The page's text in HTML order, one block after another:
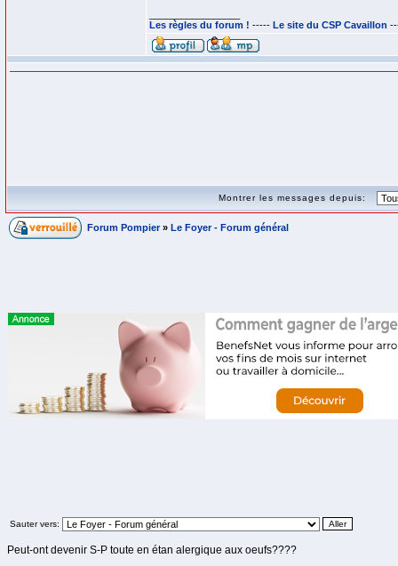
Les règles du forum ! ----- Le site du CSP Cavaillon
Montrer les messages depuis:
Forum Pompier » Le Foyer - Forum général
Sauter vers:
Peut-ont devenir S-P toute en étan alergique aux oeufs????